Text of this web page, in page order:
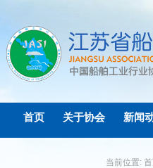
首页 关于协会 新闻
当前位置: